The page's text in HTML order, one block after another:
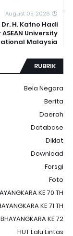
August 05, 2026
H. Katno Hadi
University
Malaysia
RUBRIK
Bela Negara
Berita
Daerah
Database
Diklat
Download
Forsgi
Foto
KE 70 TH
KE 71 TH
KE 72
HUT Lalu Lintas